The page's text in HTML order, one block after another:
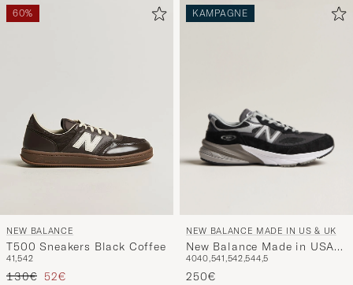
60%
NEW BALANCE
T500 Sneakers Black Coffee
41,542
Regulärer Preis
130€ Reduzierter Preis
52€
KAMPAGNE
NEW BALANCE MADE IN US & UK
New Balance Made in USA
990v6 Sneakers Black
4040,541,542,544,5
250€